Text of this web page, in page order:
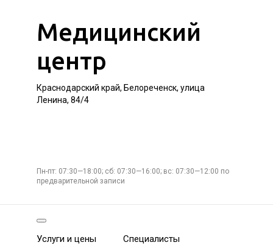
Медицинский
центр
Краснодарский край, Белореченск, улица
Ленина, 84/4
Пн-пт: 07:30—18:00; сб: 07:30—16:00; вс: 07:30—12:00 по
предварительной записи
Услуги и цены Специалисты